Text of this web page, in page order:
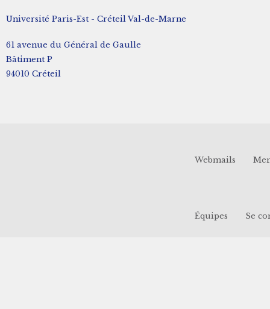
Université Paris-Est - Créteil Val-de-Marne
61 avenue du Général de Gaulle
Bâtiment P
94010 Créteil
Webmails
Équipes Se